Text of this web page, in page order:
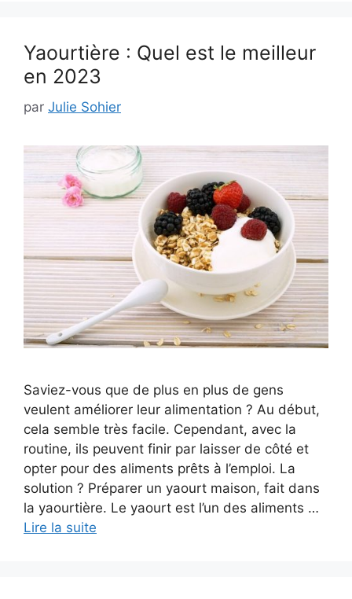
Yaourtière : Quel est le meilleur
en 2023
par Julie Sohier
Saviez-vous que de plus en plus de gens
veulent améliorer leur alimentation ? Au début,
cela semble très facile. Cependant, avec la
routine, ils peuvent finir par laisser de côté et
opter pour des aliments prêts à l’emploi. La
solution ? Préparer un yaourt maison, fait dans
la yaourtière. Le yaourt est l’un des aliments …
Lire la suite